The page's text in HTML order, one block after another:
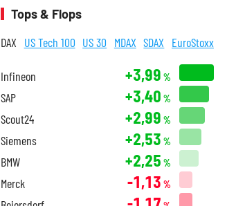
Tops & Flops
DAX US Tech 100 US 30 MDAX SDAX EuroStoxx
Infineon +3,99 %
SAP +3,40 %
Scout24 +2,99 %
Siemens +2,53 %
BMW +2,25 %
Merck -1,13 %